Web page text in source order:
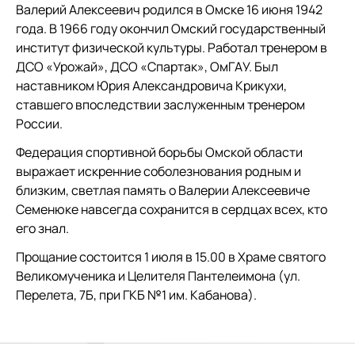
Валерий Алексеевич родился в Омске 16 июня 1942
года. В 1966 году окончил Омский государственный
институт физической культуры. Работал тренером в
ДСО «Урожай», ДСО «Спартак», ОмГАУ. Был
наставником Юрия Александровича Крикухи,
ставшего впоследствии заслуженным тренером
России.
Федерация спортивной борьбы Омской области
выражает искренние соболезнования родным и
близким, светлая память о Валерии Алексеевиче
Семенюке навсегда сохранится в сердцах всех, кто
его знал.
Прощание состоится 1 июля в 15.00 в Храме святого
Великомученика и Целителя Пантелеимона (ул.
Перелета, 7Б, при ГКБ №1 им. Кабанова).